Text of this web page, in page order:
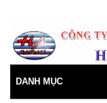
DANH MỤC